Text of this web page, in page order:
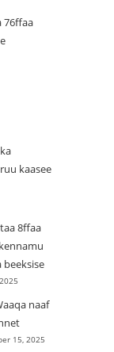
76ffaa
kaasee
8ffaa
naaf
15, 2025